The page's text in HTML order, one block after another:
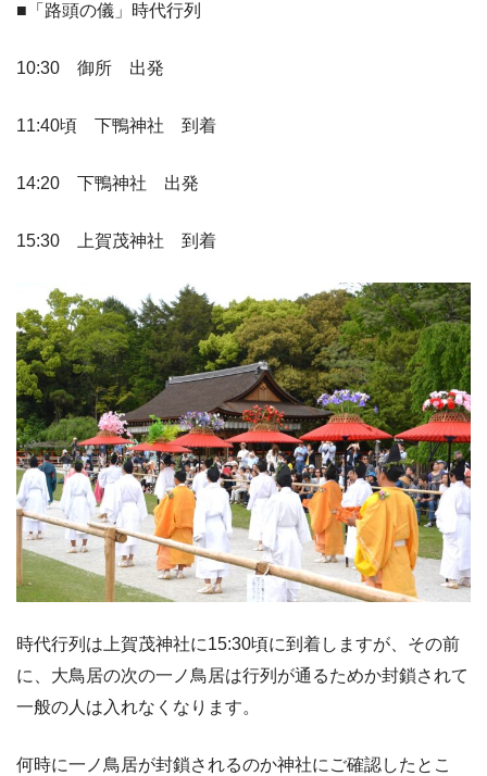
■「路頭の儀」時代行列
10:30 御所 出発
11:40頃 下鴨神社 到着
14:20 下鴨神社 出発
15:30 上賀茂神社 到着
時代行列は上賀茂神社に15:30頃に到着しますが、その前
に、大鳥居の次の一ノ鳥居は行列が通るためか封鎖されて
一般の人は入れなくなります。
何時に一ノ鳥居が封鎖されるのか神社にご確認したとこ